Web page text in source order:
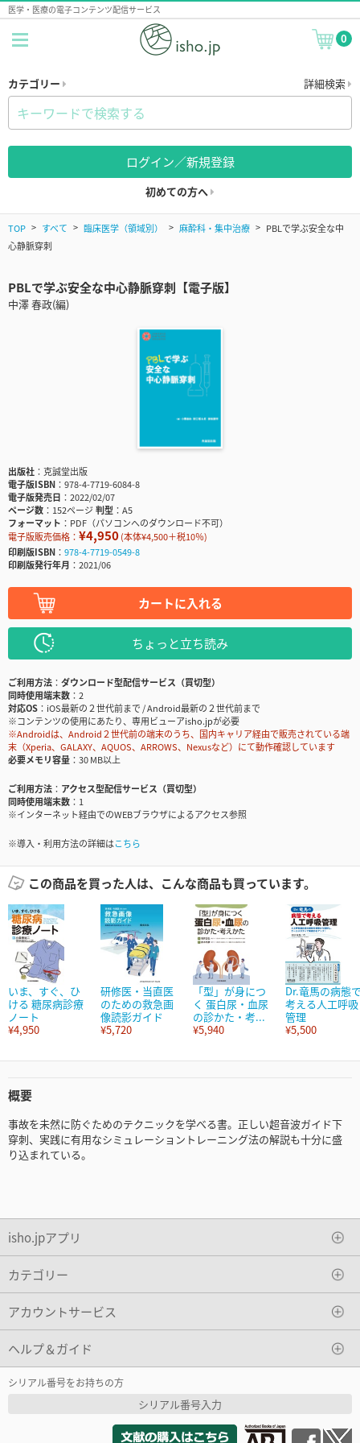
医学・医療の電子コンテンツ配信サービス
0
カテゴリー 詳細検索
ログイン／新規登録
初めての方へ
TOP すべて 臨床医学（領域別） 麻酔科・集中治療
PBLで学ぶ安全な中
心静脈穿刺
PBLで学ぶ安全な中心静脈穿刺【電子版】
中澤 春政(編)
出版社
克誠堂出版
電子版ISBN
978-4-7719-6084-8
電子版発売日
2022/02/07
ページ数
152ページ判型
A5
フォーマット
PDF（パソコンへのダウンロード不可）
電子版販売価格： ¥4,950(本体¥4,500＋税10％)
印刷版ISBN
978-4-7719-0549-8
印刷版発行年月
2021/06
カートに入れる
ちょっと立ち読み
ご利用方法
ダウンロード型配信サービス（買切型）
同時使用端末数
2
対応OS
iOS最新の２世代前まで / Android最新の２世代前まで
※コンテンツの使用にあたり、専用ビューアisho.jpが必要
※Androidは、Android２世代前の端末のうち、国内キャリア経由で販売されている端
末（Xperia、GALAXY、AQUOS、ARROWS、Nexusなど）にて動作確認しています
必要メモリ容量
30 MB以上
ご利用方法
アクセス型配信サービス（買切型）
同時使用端末数
1
※インターネット経由でのWEBブラウザによるアクセス参照
※導入・利用方法の詳細はこちら
この商品を買った人は、こんな商品も買っています。
いま、すぐ、ひ
ける 糖尿病診療
ノート
¥4,950
研修医・当直医
のための救急画
像読影ガイド
¥5,720
「型」が身につ
く 蛋白尿・血尿
の診かた・考...
¥5,940
Dr.竜馬の病態
考える人工呼吸
管理
¥5,500
概要
事故を未然に防ぐためのテクニックを学べる書。正しい超音波ガイド下
穿刺、実践に有用なシミュレーショントレーニング法の解説も十分に盛
り込まれている。
isho.jpアプリ
カテゴリー
アカウントサービス
ヘルプ＆ガイド
シリアル番号をお持ちの方
シリアル番号入力